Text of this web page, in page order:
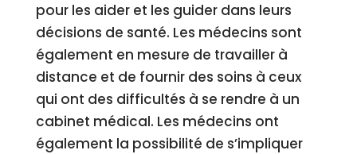
pour les aider et les guider dans leurs
décisions de santé. Les médecins sont
également en mesure de travailler à
distance et de fournir des soins à ceux
qui ont des difficultés à se rendre à un
cabinet médical. Les médecins ont
également la possibilité de s’impliquer